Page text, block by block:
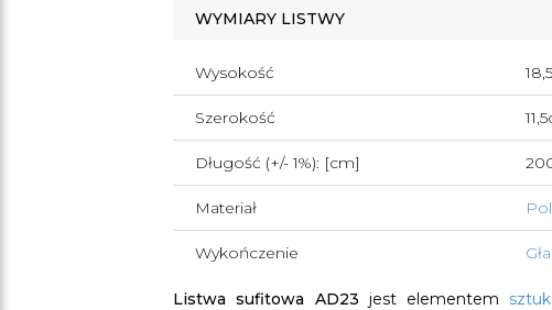
WYMIARY LISTWY
Wysokość
Szerokość
Długość (+/- 1%): [cm]
Materiał
Wykończenie
Listwa sufitowa AD23 jest elementem